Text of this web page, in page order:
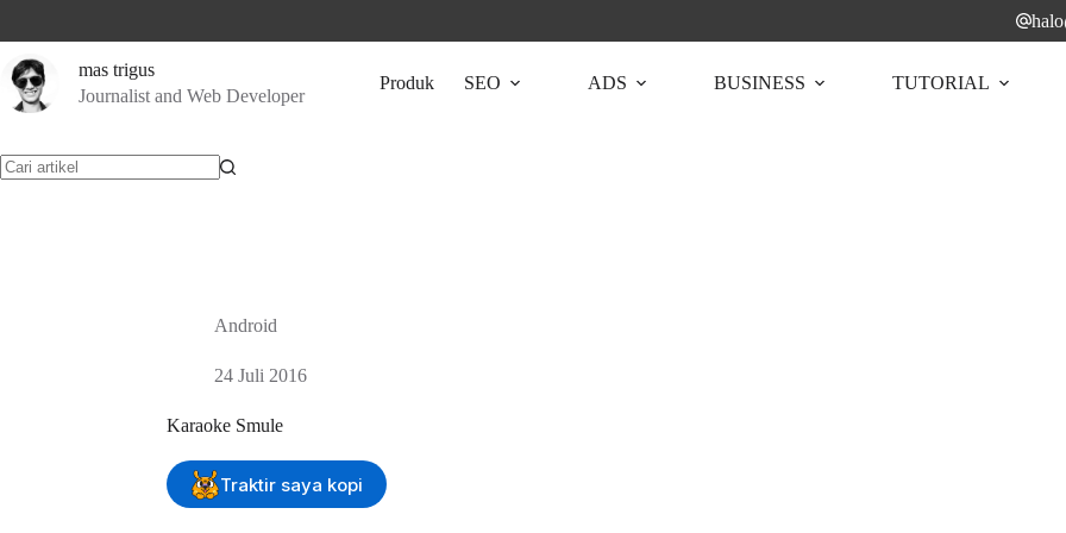
mas trigus
Journalist and Web Developer
Produk SEO ADS BUSINESS TUTORIAL
Android
24 Juli 2016
Karaoke Smule
Traktir saya kopi